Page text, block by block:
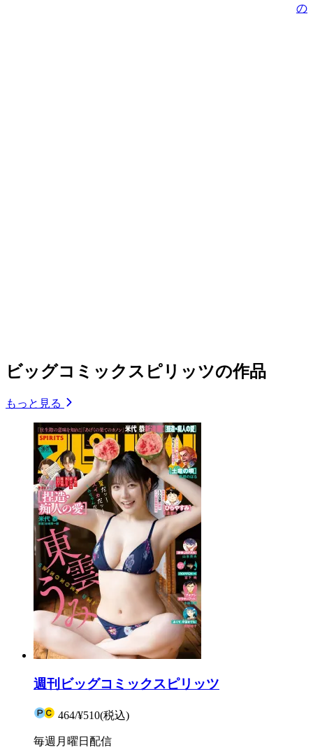
の
ビッグコミックスピリッツの作品
もっと見る
週刊ビッグコミックスピリッツ
464/¥510(税込)
毎週月曜日配信